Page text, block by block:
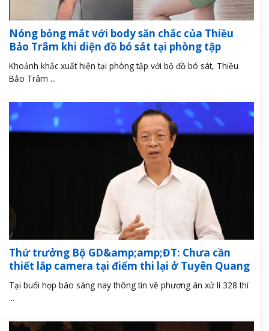
Nóng bỏng mắt với body săn chắc của Thiều
Bảo Trâm khi diện đồ bó sát tại phòng tập
Khoảnh khắc xuất hiện tại phòng tập với bộ đồ bó sát, Thiều
Bảo Trâm ...
Thứ trưởng Bộ GD&amp;amp;ĐT: Chưa cần
thiết lắp camera tại điểm thi lại ở Tuyên Quang
Tại buổi họp báo sáng nay thông tin về phương án xử lí 328 thí
...